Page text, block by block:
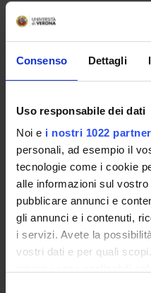
Consenso Dettagli
Uso responsabile dei dati
Noi e i nostri 1022 partner
personali, ad esempio il
tecnologie come i cookie
alle informazioni sul
pubblicare annunci e
gli annunci e i contenuti,
i servizi. Avete la
vostri dati e per quali
Come iscriversi
Preparati con Univr
Conoscenze iniziali -
Insegnamenti
Calendario didattico
Orario lezioni
Piani didattici
Calendario esami